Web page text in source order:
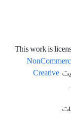
Creative